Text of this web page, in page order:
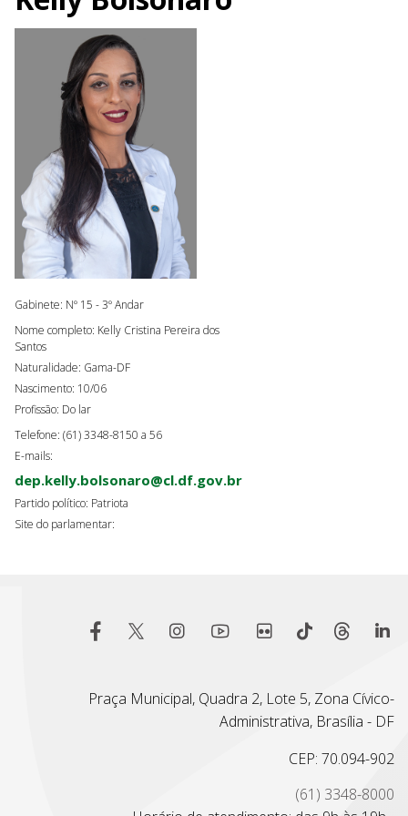
Gabinete: Nº 15 - 3º Andar
Nome completo: Kelly Cristina Pereira dos
Santos
Naturalidade: Gama-DF
Nascimento: 10/06
Profissão: Do lar
Telefone: (61) 3348-8150 a 56
E-mails:
dep.kelly.bolsonaro@cl.df.gov.br
Partido político: Patriota
Site do parlamentar:
Praça Municipal, Quadra 2, Lote 5, Zona Cívico-
Administrativa, Brasília - DF
CEP: 70.094-902
(61) 3348-8000